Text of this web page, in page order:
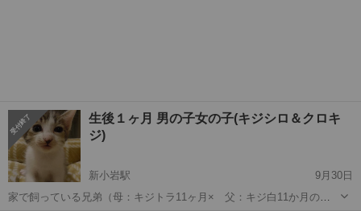
生後１ヶ月 男の子女の子(キジシロ＆クロキ
ジ)
新小岩駅
9月30日
家で飼っている兄弟（母：キジトラ11ヶ月× 父：キジ白11か月の間